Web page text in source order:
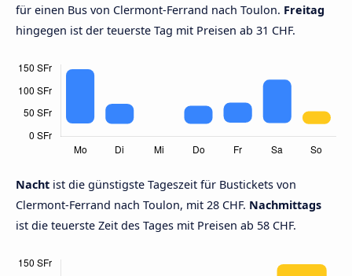
für einen Bus von Clermont-Ferrand nach Toulon. Freitag
hingegen ist der teuerste Tag mit Preisen ab 31 CHF.
Nacht ist die günstigste Tageszeit für Bustickets von
Clermont-Ferrand nach Toulon, mit 28 CHF. Nachmittags
ist die teuerste Zeit des Tages mit Preisen ab 58 CHF.